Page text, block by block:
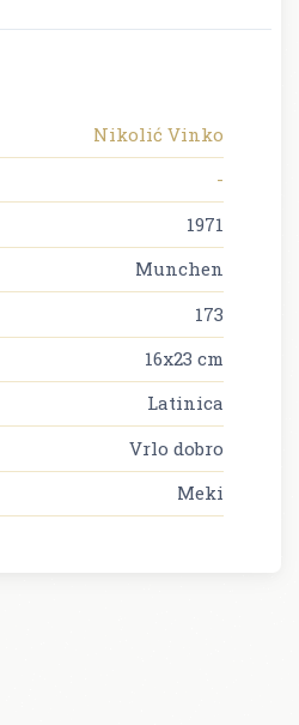
Nikolić Vinko
-
1971
Munchen
173
16x23 cm
Latinica
Vrlo dobro
Meki